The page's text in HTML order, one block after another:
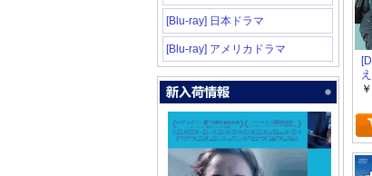
[Blu-ray] 日本ドラマ
[Blu-ray] アメリカドラマ